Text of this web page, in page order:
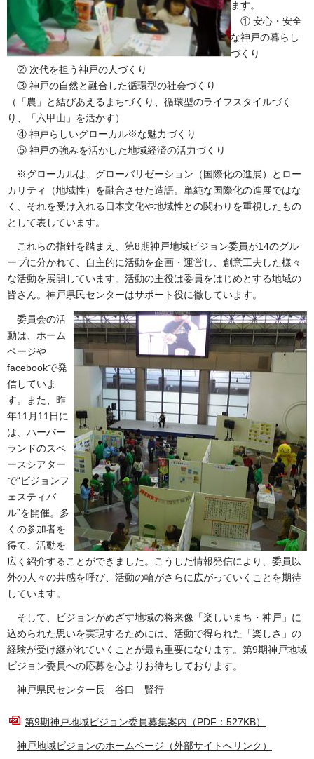
ます。
① 安心・安全
な神戸の暮らし
づくり
② 次代を担う神戸の人づくり
③ 神戸の自然と融合した循環型の社会づくり
（「農」と結びあえるまちづくり、循環型のライフスタイルづく
り、「六甲山」を活かす）
④ 神戸らしいグローカル※な魅力づくり
⑤ 神戸の強みを活かした地域経済の活力づくり
※グローカルは、グローバリゼーション（国際化の進展）とロー
カリティ（地域性）を融合させた造語。単純な国際化の進展ではな
く、それを受け入れる日本文化や地域性との関わりを重視したもの
として表しています。
これらの指針を踏まえ、第8期神戸地域ビジョン委員が14のグル
ープに分かれて、自主的に活動を企画・運営し、創意工夫した様々
な活動を展開しています。活動の主役は委員をはじめとする地域の
皆さん。神戸県民センターはサポート役に徹しています。
委員会の活
動は、ホーム
ページや
facebookで発
信していま
す。また、昨
年11月11日に
は、ハーバー
ランドのスペ
ースシアター
で“ビジョンフ
ェスティバ
ル”を開催。多
くの参加者を
得て、活動を
広く紹介することができました。こうした情報発信により、委員以
外の人々の共感を呼び、活動の輪がさらに広がっていくことを期待
しています。
そして、ビジョンがめざす地域の将来像「楽しいまち・神戸」に
込められた思いを実現するためには、活動で得られた「楽しさ」の
経験が受け継がれていくことが最も重要になります。第9期神戸地域
ビジョン委員への応募を心よりお待ちしております。
神戸県民センター長 谷口 賢行
第9期神戸地域ビジョン委員募集案内（PDF：527KB）
神戸地域ビジョンのホームページ（外部サイトへリンク）